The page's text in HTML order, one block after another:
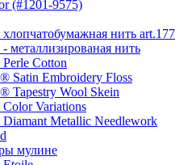
(#1201-9575)
нить art.177
металлизированая нить
Cotton
Satin Embroidery Floss
Tapestry Wool Skein
Variations
Metallic Needlework
мулине